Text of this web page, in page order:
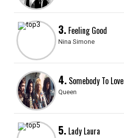
3. Feeling Good
Nina Simone
4. Somebody To Love
Queen
5. Lady Laura